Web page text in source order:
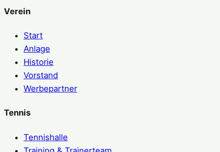
Verein
Start
Anlage
Historie
Vorstand
Werbepartner
Tennis
Tennishalle